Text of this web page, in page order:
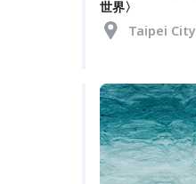
世界〉
Taipei City